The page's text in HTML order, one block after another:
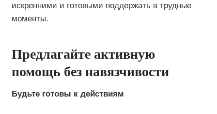
искренними и готовыми поддержать в трудные
моменты.
Предлагайте активную
помощь без навязчивости
Будьте готовы к действиям